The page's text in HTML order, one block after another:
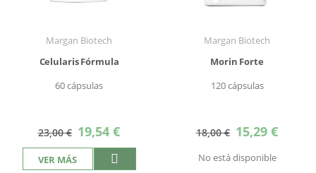
Margan Biotech
Celularis Fórmula
60 cápsulas
23,00 € Precio
especial
19,54 €
VER MÁS
Margan Biotech
Morin Forte
120 cápsulas
18,00 € Precio
especial
15,29 €
No está disponible